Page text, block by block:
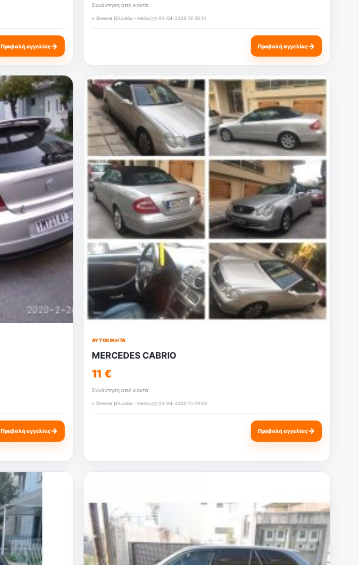
Προβολή αγγελίας→
Συνάντηση από κοντά
⌖ Greece (Ελλάδα - Hellas)◷ 03-04-2020 12:30:21
Προβολή αγγελίας→
Προβολή αγγελίας→
ΑΥΤΟΚΊΝΗΤΑ
MERCEDES CABRIO
11 €
Συνάντηση από κοντά
⌖ Greece (Ελλάδα - Hellas)◷ 03-04-2020 15:29:08
Προβολή αγγελίας→